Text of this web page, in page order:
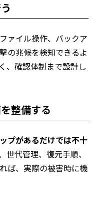
ァイル操作、バックア
の兆候を検知できるよ
、確認体制まで設計し
整備する
プがあるだけでは不十
世代管理、復元手順、
ば、実際の被害時に機